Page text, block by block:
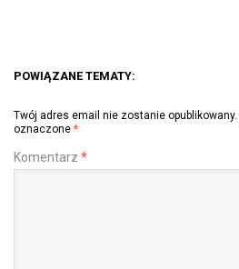
POWIĄZANE TEMATY:
Twój adres email nie zostanie opublikowany.
oznaczone *
Komentarz *